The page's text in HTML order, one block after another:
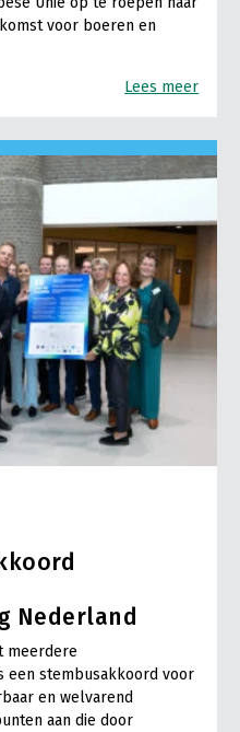
voor boeren en
Lees meer
Nederland
meerdere
een stembusakkoord voor
en welvarend
aan die door